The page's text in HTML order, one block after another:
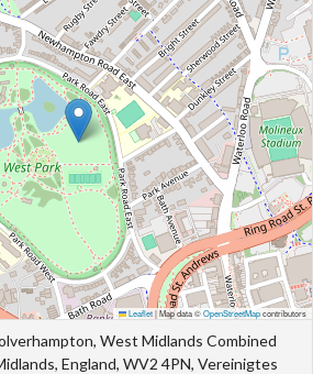
Leaflet|Map data ©OpenStreetMapcontributors
West Midlands Combined
England, WV2 4PN, Vereinigtes